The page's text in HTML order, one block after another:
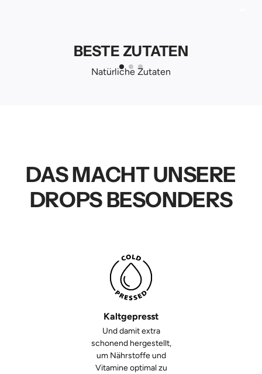
BESTE ZUTATEN
Natürliche Zutaten
DAS MACHT UNSERE
DROPS BESONDERS
Kaltgepresst
Und damit extra
schonend hergestellt,
um Nährstoffe und
Vitamine optimal zu